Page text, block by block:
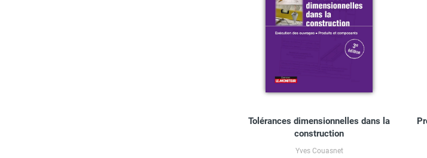
Tolérances dimensionnelles dans la
construction
Yves Couasnet